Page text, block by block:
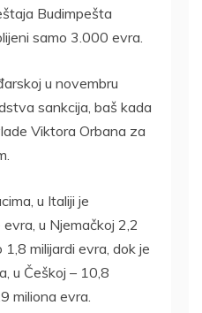
Budimpešta
samo 3.000 evra.
u novembru
sankcija, baš kada
Viktora Orbana za
u Italiji je
u Njemačkoj 2,2
1,8 milijardi evra, dok je
u Češkoj – 10,8
miliona evra.